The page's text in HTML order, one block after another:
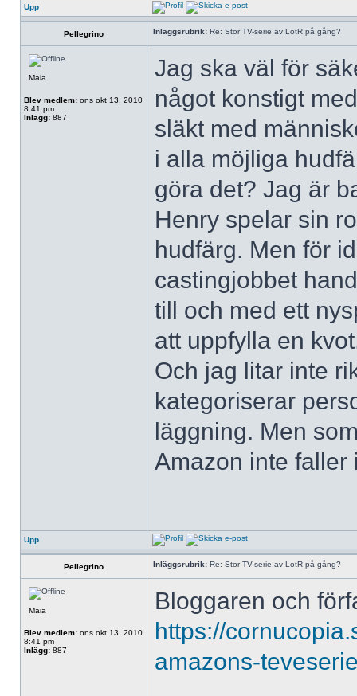
Upp
Pellegrino Inläggsrubrik: Re: Stor TV-serie av LotR på gång?
Maia
Blev medlem: ons okt 13, 2010
8:41 pm
Inlägg: 887
Jag ska väl för
något konstigt
släkt med
i alla möjliga
göra det? Jag är
Henry spelar sin
hudfärg. Men för
castingjobbet
till och med ett
att uppfylla en
Och jag litar inte
kategoriserar
läggning. Men
Amazon inte faller
Upp
Pellegrino Inläggsrubrik: Re: Stor TV-serie av LotR på gång?
Maia
Blev medlem: ons okt 13, 2010
8:41 pm
Inlägg: 887
Bloggaren och
https://
amazons-